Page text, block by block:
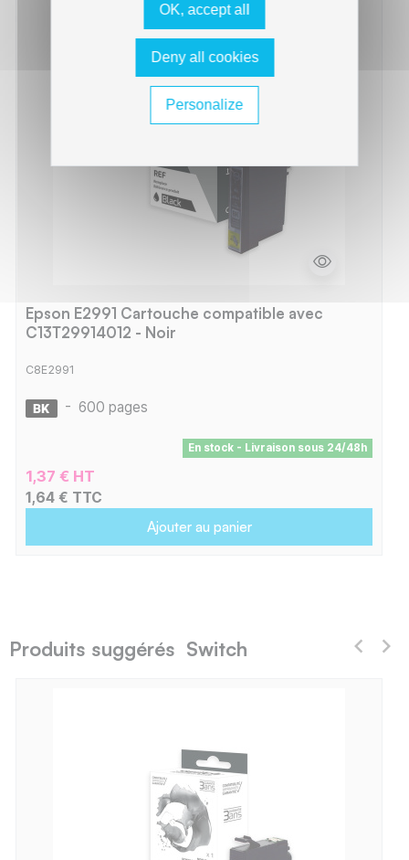
Epson E2991 Cartouche compatible avec
C13T29914012 - Noir
C8E2991
- 600 pages
En stock - Livraison sous 24/48h
1,37 € HT
1,64 € TTC
Ajouter au panier
Produits suggérés Switch
OK, accept all
Deny all cookies
Personalize